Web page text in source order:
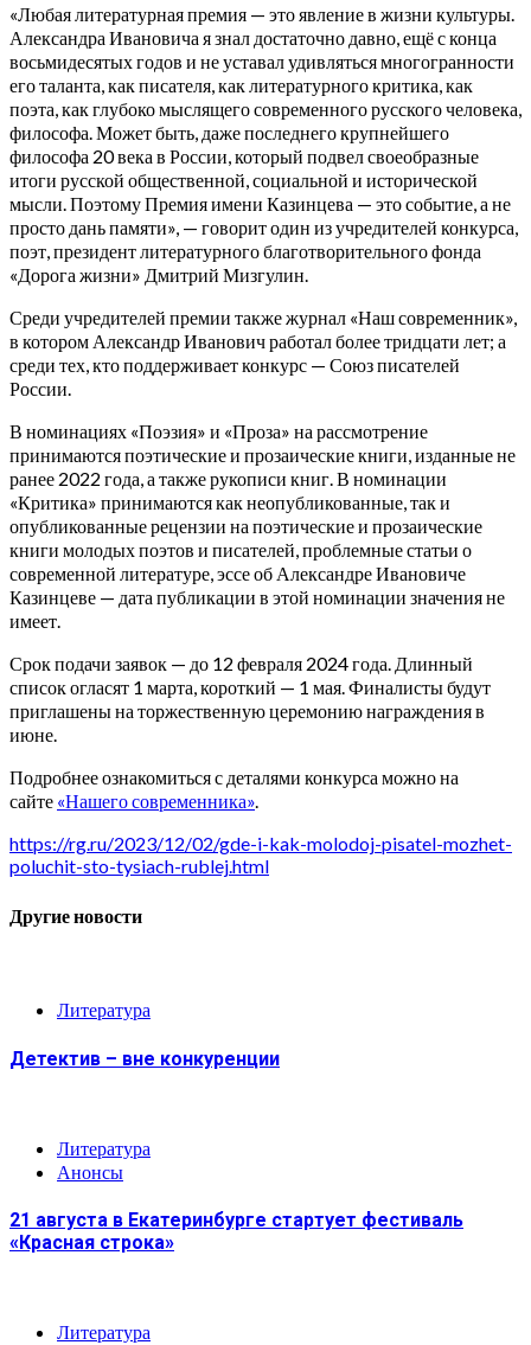
«Любая литературная премия — это явление в жизни культуры.
Александра Ивановича я знал достаточно давно, ещё с конца
восьмидесятых годов и не уставал удивляться многогранности
его таланта, как писателя, как литературного критика, как
поэта, как глубоко мыслящего современного русского человека,
философа. Может быть, даже последнего крупнейшего
философа 20 века в России, который подвел своеобразные
итоги русской общественной, социальной и исторической
мысли. Поэтому Премия имени Казинцева — это событие, а не
просто дань памяти», — говорит один из учредителей конкурса,
поэт, президент литературного благотворительного фонда
«Дорога жизни» Дмитрий Мизгулин.
Среди учредителей премии также журнал «Наш современник»,
в котором Александр Иванович работал более тридцати лет; а
среди тех, кто поддерживает конкурс — Союз писателей
России.
В номинациях «Поэзия» и «Проза» на рассмотрение
принимаются поэтические и прозаические книги, изданные не
ранее 2022 года, а также рукописи книг. В номинации
«Критика» принимаются как неопубликованные, так и
опубликованные рецензии на поэтические и прозаические
книги молодых поэтов и писателей, проблемные статьи о
современной литературе, эссе об Александре Ивановиче
Казинцеве — дата публикации в этой номинации значения не
имеет.
Срок подачи заявок — до 12 февраля 2024 года. Длинный
список огласят 1 марта, короткий — 1 мая. Финалисты будут
приглашены на торжественную церемонию награждения в
июне.
Подробнее ознакомиться с деталями конкурса можно на
сайте «Нашего современника».
https://rg.ru/2023/12/02/gde-i-kak-molodoj-pisatel-mozhet-
poluchit-sto-tysiach-rublej.html
Другие новости
Литература
Детектив – вне конкуренции
Литература
Анонсы
21 августа в Екатеринбурге стартует фестиваль
«Красная строка»
Литература